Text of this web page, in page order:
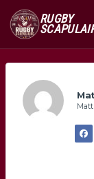
RUGBY